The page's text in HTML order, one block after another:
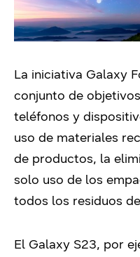
La iniciativa Galaxy
conjunto de
teléfonos y
uso de materiales
de productos, la
solo uso de los
todos los residuos
El Galaxy S23, por